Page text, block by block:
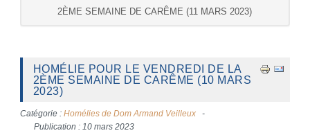
2ÈME SEMAINE DE CARÊME (11 MARS 2023)
HOMÉLIE POUR LE VENDREDI DE LA
2ÈME SEMAINE DE CARÊME (10 MARS
2023)
Catégorie : Homélies de Dom Armand Veilleux
Publication : 10 mars 2023